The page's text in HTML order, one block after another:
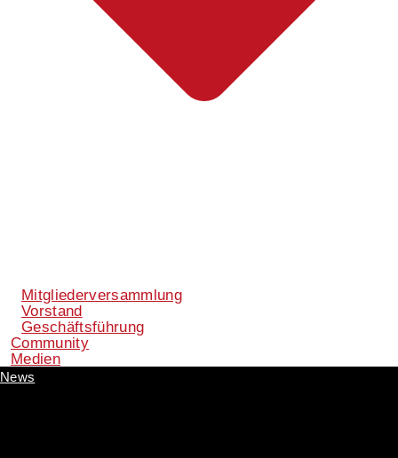
Mitgliederversammlung
Vorstand
Geschäftsführung
Community
Medien
News